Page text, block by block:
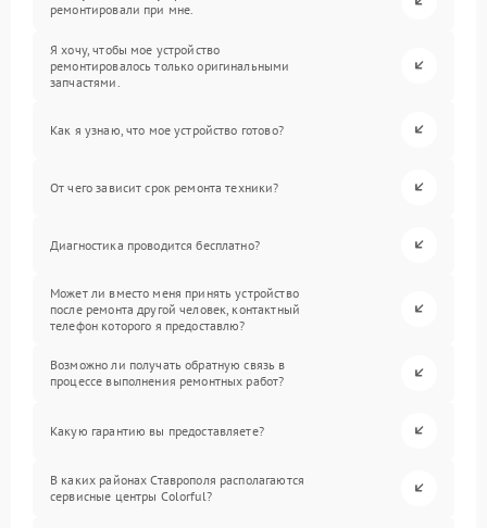
ремонтировали при мне.
Я хочу, чтобы мое устройство
ремонтировалось только оригинальными
запчастями.
Как я узнаю, что мое устройство готово?
От чего зависит срок ремонта техники?
Диагностика проводится бесплатно?
Может ли вместо меня принять устройство
после ремонта другой человек, контактный
телефон которого я предоставлю?
Возможно ли получать обратную связь в
процессе выполнения ремонтных работ?
Какую гарантию вы предоставляете?
В каких районах Ставрополя располагаются
сервисные центры Colorful?